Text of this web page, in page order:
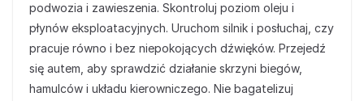
podwozia i zawieszenia. Skontroluj poziom oleju i
płynów eksploatacyjnych. Uruchom silnik i posłuchaj, czy
pracuje równo i bez niepokojących dźwięków. Przejedź
się autem, aby sprawdzić działanie skrzyni biegów,
hamulców i układu kierowniczego. Nie bagatelizuj